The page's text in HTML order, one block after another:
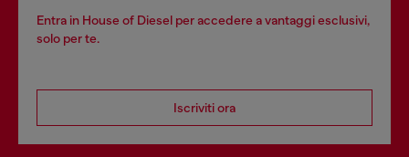
Entra in House of Diesel per accedere a vantaggi esclusivi,
solo per te.
Iscriviti ora